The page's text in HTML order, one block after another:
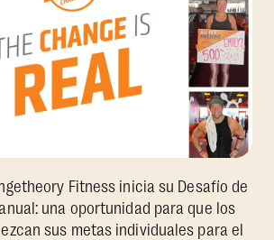
Fitness inicia su Desafío de
una oportunidad para que los
sus metas individuales para el